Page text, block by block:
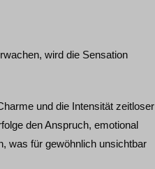
wird die Sensation
und die Intensität zeitloser
den Anspruch, emotional
was für gewöhnlich unsichtbar